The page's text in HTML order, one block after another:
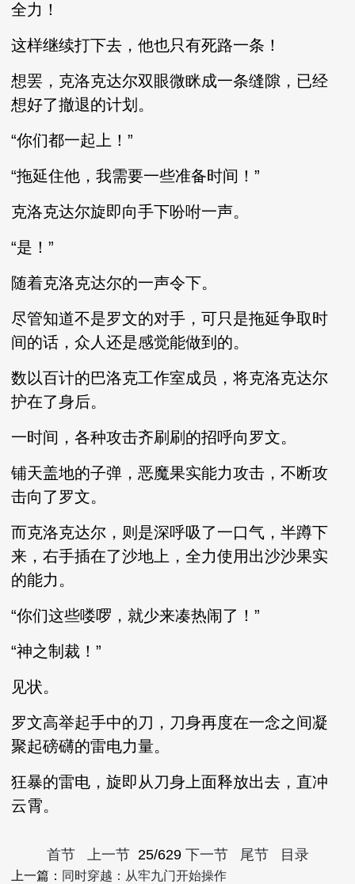
全力！
这样继续打下去，他也只有死路一条！
想罢，克洛克达尔双眼微眯成一条缝隙，已经
想好了撤退的计划。
“你们都一起上！”
“拖延住他，我需要一些准备时间！”
克洛克达尔旋即向手下吩咐一声。
“是！”
随着克洛克达尔的一声令下。
尽管知道不是罗文的对手，可只是拖延争取时
间的话，众人还是感觉能做到的。
数以百计的巴洛克工作室成员，将克洛克达尔
护在了身后。
一时间，各种攻击齐刷刷的招呼向罗文。
铺天盖地的子弹，恶魔果实能力攻击，不断攻
击向了罗文。
而克洛克达尔，则是深呼吸了一口气，半蹲下
来，右手插在了沙地上，全力使用出沙沙果实
的能力。
“你们这些喽啰，就少来凑热闹了！”
“神之制裁！”
见状。
罗文高举起手中的刀，刀身再度在一念之间凝
聚起磅礴的雷电力量。
狂暴的雷电，旋即从刀身上面释放出去，直冲
云霄。
首节 上一节 25/629 下一节 尾节 目录
上一篇： 同时穿越：从牢九门开始操作